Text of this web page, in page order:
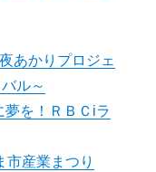
あかりプロジェ
ル～
夢を！ＲＢＣiラ
市産業まつり